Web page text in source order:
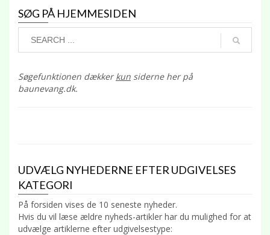
SØG PÅ HJEMMESIDEN
Søgefunktionen dækkerkun siderne her på
baunevang.dk.
UDVÆLG NYHEDERNE EFTER UDGIVELSES
KATEGORI
På forsiden vises de 10 seneste nyheder.
Hvis du vil læse ældre nyheds-artikler har du mulighed for at
udvælge artiklerne efter udgivelsestype: